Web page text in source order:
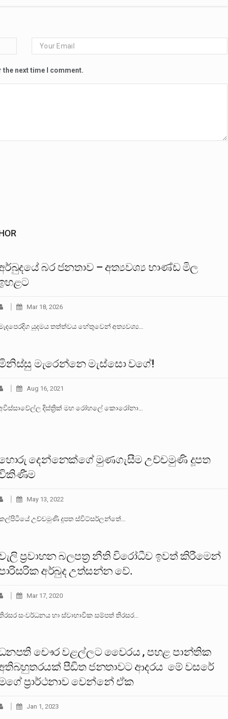
the next time I comment.
බර ජනතාව – අත්‍යවශ්‍ය භාණ්ඩ මිල
Mar 18, 2026
යුදමය තත්ත්වය හේතුවෙන් අත්‍යවශ්‍ය…
මැරෙන්නෙ මැස්සො වගේ!
Aug 16, 2021
දිස්ත්‍රික් මහ රෝහලේ කොරෝනා…
දෙන්නෙක්ගේ මුණගැසීම උච්චමුණි දූපත
May 13, 2022
උච්චමුණි දුපත ස්විට්සර්ලන්තේ…
ප‍්‍රවාහන බලපත‍්‍ර නීති විරෝධීව ඉවත් කිරීමෙන්
අර්බුද උත්සන්න වේ.
Mar 17, 2020
සංවර්ධනය හා ස්වාභාවික සම්පත් තිරසර…
චෞර වළල්ලට වෛරය , පහළ පාන්තික
පීඩිත ජනතාවට ආදරය මේ වසරේ
ප්‍රාර්ථනාව වෙන්නේ ඒක
Jan 1, 2023